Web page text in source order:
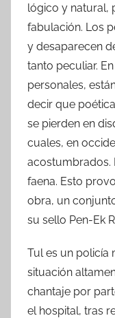
lógico y natural,
fabulación. Los
y desaparecen
tanto peculiar.
personales,
decir que
se pierden en
cuales, en
acostumbrados.
faena. Esto
obra, un
su sello Pen-Ek
Tul es un policía
situación
chantaje por
el hospital, tras